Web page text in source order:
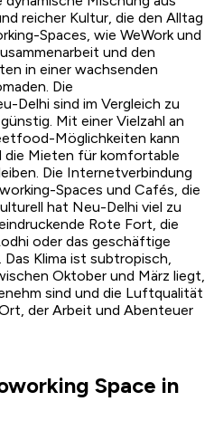
reicher Kultur, die den Alltag
Spaces, wie WeWork und
und den
in einer wachsenden
Die
Delhi sind im Vergleich zu
Mit einer Vielzahl an
Möglichkeiten kann
die Mieten für komfortable
Die Internetverbindung
Spaces und Cafés, die
hat Neu-Delhi viel zu
Rote Fort, die
oder das geschäftige
Klima ist subtropisch,
Oktober und März liegt,
sind und die Luftqualität
der Arbeit und Abenteuer
Space in